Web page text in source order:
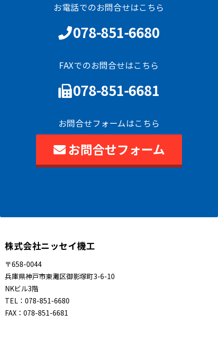
お電話でのお問合せはこちら
078-851-6680
FAXでのお問合せはこちら
078-851-6681
お問合せフォームはこちら
お問合せフォーム
株式会社ニッセイ機工
〒658-0044
兵庫県神戸市東灘区御影塚町3-6-10
NKビル3階
TEL： 078-851-6680
FAX： 078-851-6681